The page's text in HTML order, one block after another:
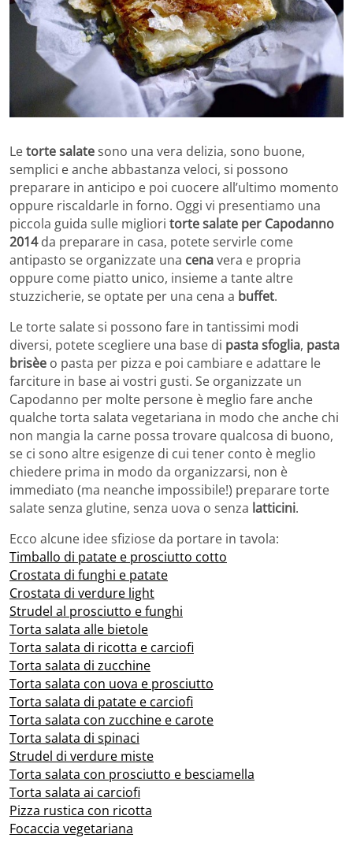
Letorte salatesono una vera delizia, sono buone,
semplici e anche abbastanza veloci, si possono
preparare in anticipo e poi cuocere all’ultimo momento
oppure riscaldarle in forno. Oggi vi presentiamo una
piccola guida sulle migliori torte salate per Capodanno
2014da preparare in casa, potete servirle come
antipasto se organizzate una cenavera e propria
oppure come piatto unico, insieme a tante altre
stuzzicherie, se optate per una cena a buffet.
Le torte salate si possono fare in tantissimi modi
diversi, potete scegliere una base di pasta sfoglia, pasta
brisèe o pasta per pizza e poi cambiare e adattare le
farciture in base ai vostri gusti. Se organizzate un
Capodanno per molte persone è meglio fare anche
qualche torta salata vegetariana in modo che anche chi
non mangia la carne possa trovare qualcosa di buono,
se ci sono altre esigenze di cui tener conto è meglio
chiedere prima in modo da organizzarsi, non è
immediato (ma neanche impossibile!) preparare torte
salate senza glutine, senza uova o senza latticini.
Ecco alcune idee sfiziose da portare in tavola:
Timballo di patate e prosciutto cotto
Crostata di funghi e patate
Crostata di verdure light
Strudel al prosciutto e funghi
Torta salata alle bietole
Torta salata di ricotta e carciofi
Torta salata di zucchine
Torta salata con uova e prosciutto
Torta salata di patate e carciofi
Torta salata con zucchine e carote
Torta salata di spinaci
Strudel di verdure miste
Torta salata con prosciutto e besciamella
Torta salata ai carciofi
Pizza rustica con ricotta
Focaccia vegetariana